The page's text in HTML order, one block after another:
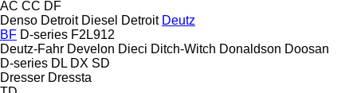
AC CC DF
Denso Detroit Diesel Detroit Deutz
BF D-series F2L912
Deutz-Fahr Develon Dieci Ditch-Witch Donaldson Doosan
D-series DL DX SD
Dresser Dressta